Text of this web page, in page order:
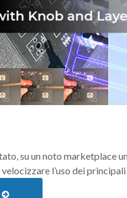
su un noto marketplace
l’uso dei